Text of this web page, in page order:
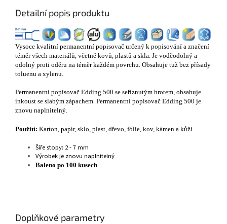
Detailní popis produktu
Vysoce kvalitní permanentní popisovač určený k popisování a značení
téměr všech materiálů, včetně kovů, plastů a skla. Je voděodolný a
odolný proti oděru na téměr každém povrchu. Obsahuje tuž bez přísady
toluenu a xylenu.
Permanentní popisovač Edding 500 se seříznutým hrotem, obsahuje
inkoust se slabým zápachem. Permanentní popisovač Edding 500 je
znovu naplnitelný.
Použití: Karton, papír, sklo, plast, dřevo, fólie, kov, kámen a kůži
Šíře stopy: 2 - 7 mm
Výrobek je znovu naplnitelný
Baleno po 100 kusech
Doplňkové parametry